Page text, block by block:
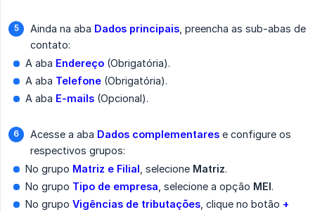
Ainda na aba Dados principais , preencha as sub-abas de
contato:
A aba Endereço (Obrigatória).
A aba Telefone (Obrigatória).
A aba E-mails (Opcional).
Acesse a aba Dados complementares e configure os
respectivos grupos:
No grupo Matriz e Filial , selecione Matriz.
No grupo Tipo de empresa , selecione a opção MEI.
No grupo Vigências de tributações , clique no botão +